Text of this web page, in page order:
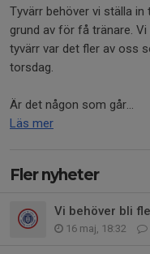
Tyvärr behöver vi ställa
grund av för få tränare.
tyvärr var det fler av oss
torsdag.
Är det någon som går...
Läs mer
Fler nyheter
Vi behöver bli
16 maj, 18:32